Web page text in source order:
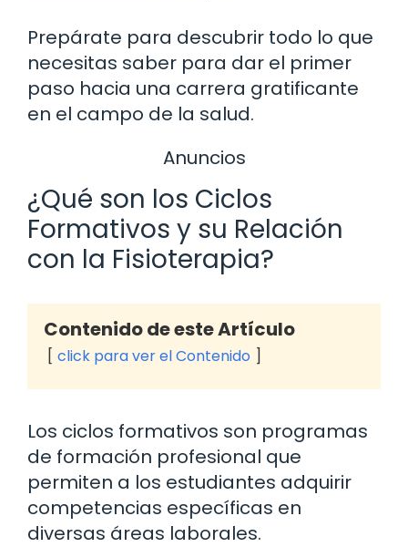
Prepárate para descubrir todo lo que
necesitas saber para dar el primer
paso hacia una carrera gratificante
en el campo de la salud.
Anuncios
¿Qué son los Ciclos
Formativos y su Relación
con la Fisioterapia?
Contenido de este Artículo
click para ver el Contenido
Los ciclos formativos son programas
de formación profesional que
permiten a los estudiantes adquirir
competencias específicas en
diversas áreas laborales.